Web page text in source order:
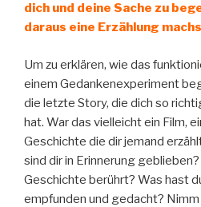
dich und deine Sache zu
daraus eine Erzählung
Um zu erklären, wie das
einem Gedankenexperiment
die letzte Story, die dich so
hat. War das vielleicht ein Film,
Geschichte die dir jemand
sind dir in Erinnerung
Geschichte berührt? Was hast
empfunden und gedacht?